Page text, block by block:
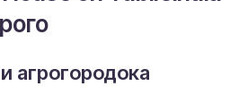
агрогородока